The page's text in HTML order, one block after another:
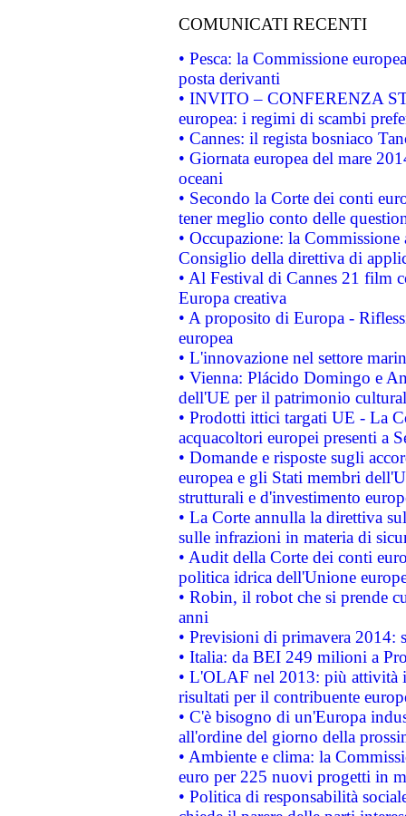
COMUNICATI RECENTI
• Pesca: la Commissione
posta derivanti
• INVITO – CONFERENZA
europea: i regimi di scambi
• Cannes: il regista bosniaco
• Giornata europea del mare
oceani
• Secondo la Corte dei conti
tener meglio conto delle
• Occupazione: la
Consiglio della direttiva di
• Al Festival di Cannes 21 film
Europa creativa
• A proposito di Europa -
europea
• L'innovazione nel settore
• Vienna: Plácido Domingo e
dell'UE per il patrimonio
• Prodotti ittici targati UE - La
acquacoltori europei presenti a
• Domande e risposte sugli
europea e gli Stati membri
strutturali e d'investimento
• La Corte annulla la direttiva
sulle infrazioni in materia di
• Audit della Corte dei conti
politica idrica dell'Unione
• Robin, il robot che si prende
anni
• Previsioni di primavera 2014:
• Italia: da BEI 249 milioni a
• L'OLAF nel 2013: più attività
risultati per il contribuente
• C'è bisogno di un'Europa
all'ordine del giorno della
• Ambiente e clima: la
euro per 225 nuovi progetti in
• Politica di responsabilità